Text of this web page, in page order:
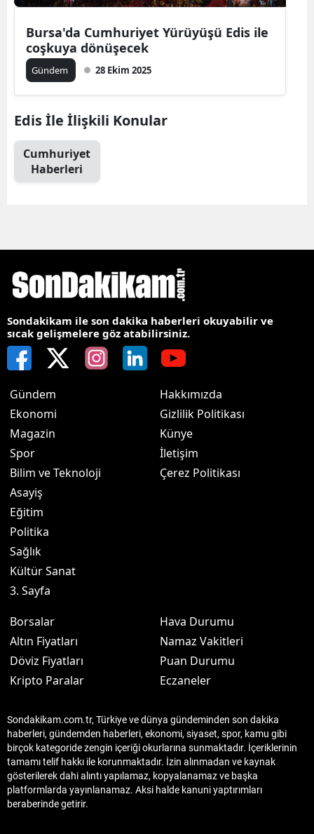
Bursa'da Cumhuriyet Yürüyüşü Edis ile
coşkuya dönüşecek
Gündem 28 Ekim 2025
Edis İle İlişkili Konular
Cumhuriyet
Haberleri
Sondakikam ile son dakika haberleri okuyabilir ve
sıcak gelişmelere göz atabilirsiniz.
Gündem
Ekonomi
Magazin
Spor
Bilim ve Teknoloji
Asayiş
Eğitim
Politika
Sağlık
Kültür Sanat
3. Sayfa
Hakkımızda
Gizlilik Politikası
Künye
İletişim
Çerez Politikası
Borsalar
Altın Fiyatları
Döviz Fiyatları
Kripto Paralar
Hava Durumu
Namaz Vakitleri
Puan Durumu
Eczaneler
Sondakikam.com.tr, Türkiye ve dünya gündeminden son dakika
haberleri, gündemden haberleri, ekonomi, siyaset, spor, kamu gibi
birçok kategoride zengin içeriği okurlarına sunmaktadır. İçeriklerinin
tamamı telif hakkı ile korunmaktadır. İzin alınmadan ve kaynak
gösterilerek dahi alıntı yapılamaz, kopyalanamaz ve başka
platformlarda yayınlanamaz. Aksi halde kanuni yaptırımları
beraberinde getirir.